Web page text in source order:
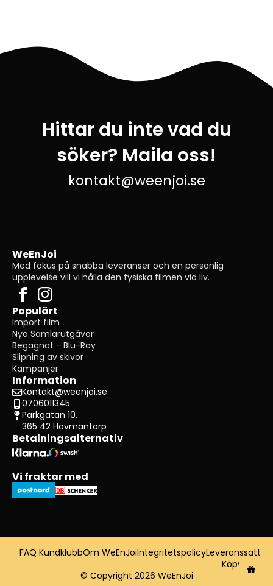
Hittar du inte vad du
söker? Maila oss!
kontakt@weenjoi.se
WeEnJoi
Med fokus på snabba leveranser och en personlig
upplevelse vill vi hålla den fysiska filmen vid liv.
Populärt
Import film
Nya Samlarutgåvor
Begagnat - Blu-Ray
Slipning av skivor
Kampanjer
Information
Kontakt@weenjoi.se
0706011345
Parkgatan 10,
365 42 Hovmantorp
Betalningsalternativ
Vi fraktar med
© Copyright 2026 WeEnJoi
FAQ KundklubbOm WeEnJoiIntegritetspolicyLeveranssätt
Köpvillkor